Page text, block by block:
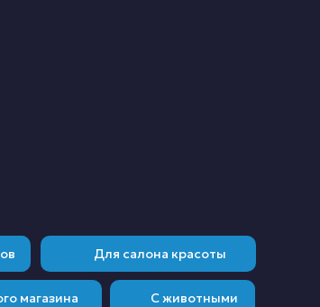
Для салона красоты
магазина С животными